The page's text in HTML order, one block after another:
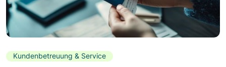
Kundenbetreuung & Service